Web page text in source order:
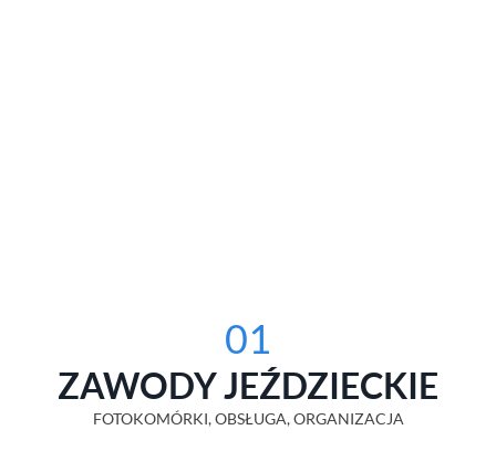
01
ZAWODY JEŹDZIECKIE
FOTOKOMÓRKI, OBSŁUGA, ORGANIZACJA